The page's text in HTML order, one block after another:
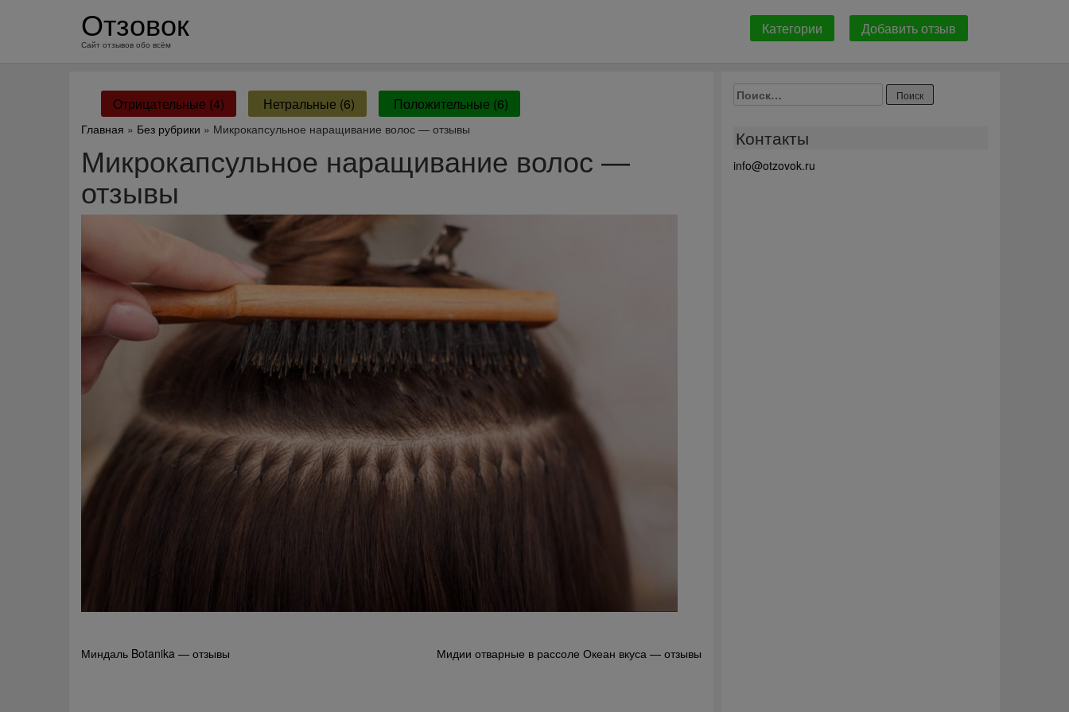
Отзовок
Сайт отзывов обо всём
Категории Добавить отзыв
Отрицательные (4) Нетральные (6) Положительные (6)
Главная » Без рубрики » Микрокапсульное наращивание волос — отзывы
Микрокапсульное наращивание волос —
отзывы
Навигация
Миндаль Botanika — отзывы Мидии отварные в рассоле Океан вкуса — отзывы
Найти:
Контакты
info@otzovok.ru